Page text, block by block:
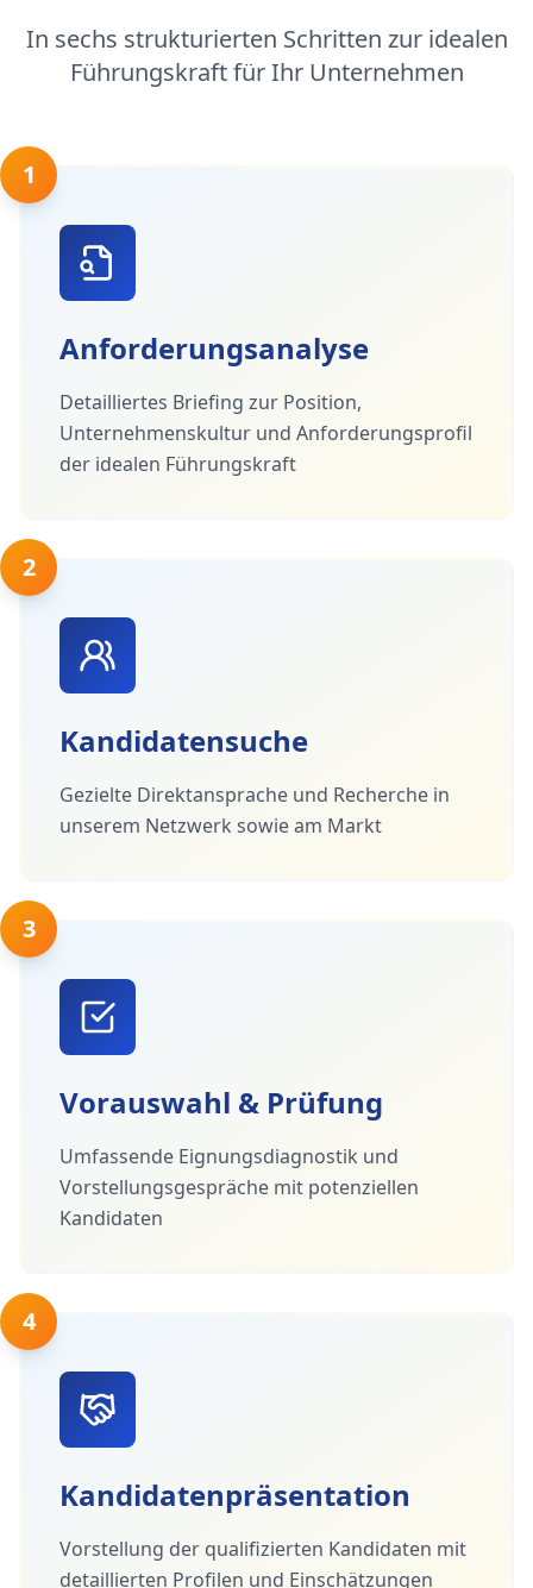
In sechs strukturierten Schritten zur idealen
Führungskraft für Ihr Unternehmen
1
Anforderungsanalyse
Detailliertes Briefing zur Position,
Unternehmenskultur und Anforderungsprofil
der idealen Führungskraft
2
Kandidatensuche
Gezielte Direktansprache und Recherche in
unserem Netzwerk sowie am Markt
3
Vorauswahl & Prüfung
Umfassende Eignungsdiagnostik und
Vorstellungsgespräche mit potenziellen
Kandidaten
4
Kandidatenpräsentation
Vorstellung der qualifizierten Kandidaten mit
detaillierten Profilen und Einschätzungen